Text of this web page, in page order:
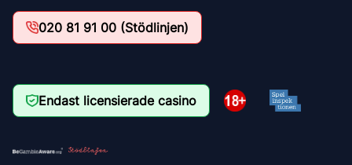
020 81 91 00 (Stödlinjen)
Endast licensierade casino